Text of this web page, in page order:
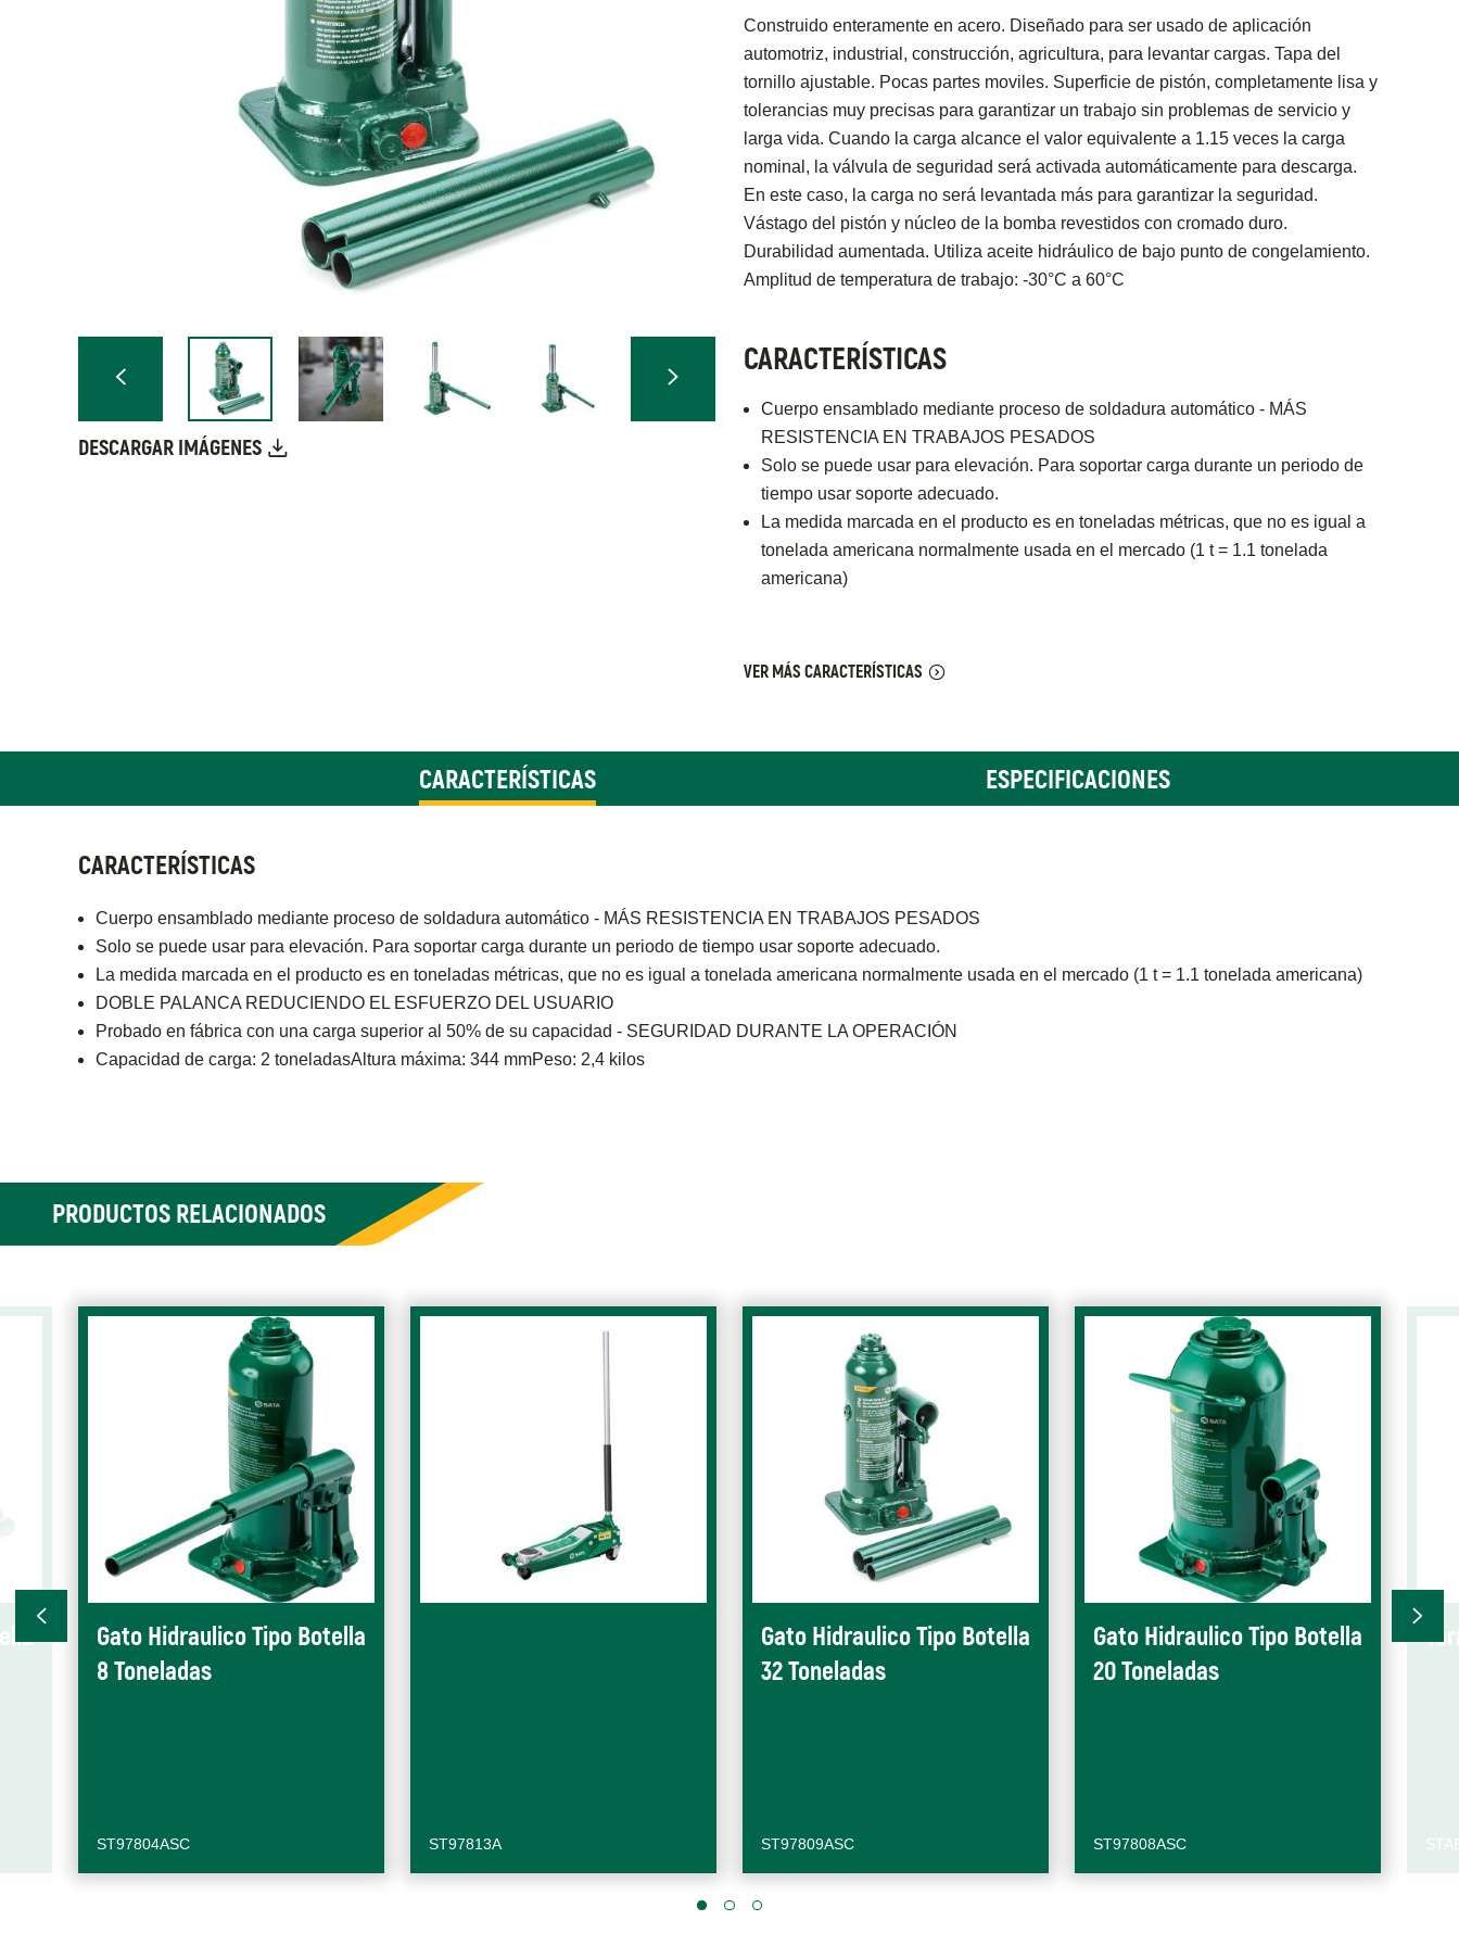
DESCARGAR IMÁGENES
Construido enteramente en acero. Diseñado para ser usado de aplicación
automotriz, industrial, construcción, agricultura, para levantar cargas. Tapa del
tornillo ajustable. Pocas partes moviles. Superficie de pistón, completamente lisa y
tolerancias muy precisas para garantizar un trabajo sin problemas de servicio y
larga vida. Cuando la carga alcance el valor equivalente a 1.15 veces la carga
nominal, la válvula de seguridad será activada automáticamente para descarga.
En este caso, la carga no será levantada más para garantizar la seguridad.
Vástago del pistón y núcleo de la bomba revestidos con cromado duro.
Durabilidad aumentada. Utiliza aceite hidráulico de bajo punto de congelamiento.
Amplitud de temperatura de trabajo: -30°C a 60°C
CARACTERÍSTICAS
Cuerpo ensamblado mediante proceso de soldadura automático - MÁS
RESISTENCIA EN TRABAJOS PESADOS
Solo se puede usar para elevación. Para soportar carga durante un periodo de
tiempo usar soporte adecuado.
La medida marcada en el producto es en toneladas métricas, que no es igual a
tonelada americana normalmente usada en el mercado (1 t = 1.1 tonelada
americana)
VER MÁS CARACTERÍSTICAS
CARACTERÍSTICAS ESPECIFICACIONES
CARACTERÍSTICAS
Cuerpo ensamblado mediante proceso de soldadura automático - MÁS RESISTENCIA EN TRABAJOS PESADOS
Solo se puede usar para elevación. Para soportar carga durante un periodo de tiempo usar soporte adecuado.
La medida marcada en el producto es en toneladas métricas, que no es igual a tonelada americana normalmente usada en el mercado (1 t = 1.1 tonelada americana)
DOBLE PALANCA REDUCIENDO EL ESFUERZO DEL USUARIO
Probado en fábrica con una carga superior al 50% de su capacidad - SEGURIDAD DURANTE LA OPERACIÓN
Capacidad de carga: 2 toneladasAltura máxima: 344 mmPeso: 2,4 kilos
PRODUCTOS RELACIONADOS
Gato Hidraulico Tipo Botella
8 Toneladas
ST97804ASC ST97813A
Gato Hidraulico Tipo Botella
32 Toneladas
ST97809ASC
Gato Hidraulico Tipo Botella
20 Toneladas
ST97808ASC